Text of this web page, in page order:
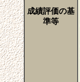
成績評価の基
準等